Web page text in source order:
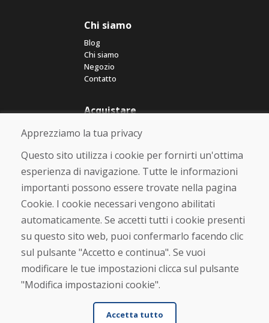
Chi siamo
Blog
Chi siamo
Negozio
Contatto
Acquistare
Negozio online
Termini e condizioni commerciali
Spedizione e pagamento
Reso e cambio merce
Protezione dei dati personali
Cookies
Verificato dai clienti
★★★★★
Apprezziamo la tua privacy
Questo sito utilizza i cookie per fornirti un'ottima
esperienza di navigazione. Tutte le informazioni
importanti possono essere trovate nella pagina
Cookie. I cookie necessari vengono abilitati
automaticamente. Se accetti tutti i cookie presenti
su questo sito web, puoi confermarlo facendo clic
sul pulsante "Accetto e continua". Se vuoi
modificare le tue impostazioni clicca sul pulsante
"Modifica impostazioni cookie".
Accetta tutto